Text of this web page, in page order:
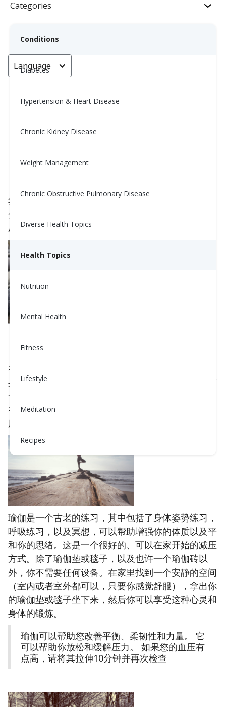
Categories
Conditions
Diabetes
Hypertension & Heart Disease
Chronic Kidney Disease
Weight Management
Chronic Obstructive Pulmonary Disease
Diverse Health Topics
Health Topics
Nutrition
Mental Health
Fitness
Lifestyle
Meditation
Recipes
Language
减压运动 - 保护您的心理健康
(Protect your Mental Health
with Stress-Relief Exercises)
我们的环境有时可能会让人难以抗拒和压力……这完
全没关系 - 请记住，您并不孤单。 这里有一些对抗
压力的方法。
在此期间的自我调节是必不可少的，包括注意我们的
身心健康。除了睡个好觉以及吃得健康以外，这里有
一些基于专注的室内练习，可以帮助我们缓解压力，
在这个困难的时刻，以及在未来，保护我们的心理健
康。
瑜伽是一个古老的练习，其中包括了身体姿势练习，
呼吸练习，以及冥想，可以帮助增强你的体质以及平
和你的思绪。这是一个很好的、可以在家开始的减压
方式。除了瑜伽垫或毯子，以及也许一个瑜伽砖以
外，你不需要任何设备。在家里找到一个安静的空间
（室内或者室外都可以，只要你感觉舒服），拿出你
的瑜伽垫或毯子坐下来，然后你可以享受这种心灵和
身体的锻炼。
瑜伽可以帮助您改善平衡、柔韧性和力量。 它
可以帮助你放松和缓解压力。 如果您的血压有
点高，请将其拉伸10分钟并再次检查